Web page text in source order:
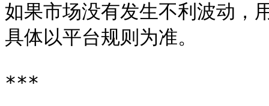
如果市场没有发生不利波动，
具体以平台规则为准。
***